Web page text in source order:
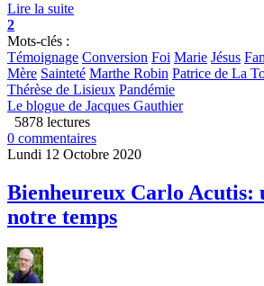
Lire la suite
2
Mots-clés :
Témoignage Conversion Foi Marie Jésus
Mère Sainteté Marthe Robin Patrice de La
Thérèse de Lisieux Pandémie
Le blogue de Jacques Gauthier
5878 lectures
0 commentaires
Lundi 12 Octobre 2020
Bienheureux Carlo Acutis:
notre temps